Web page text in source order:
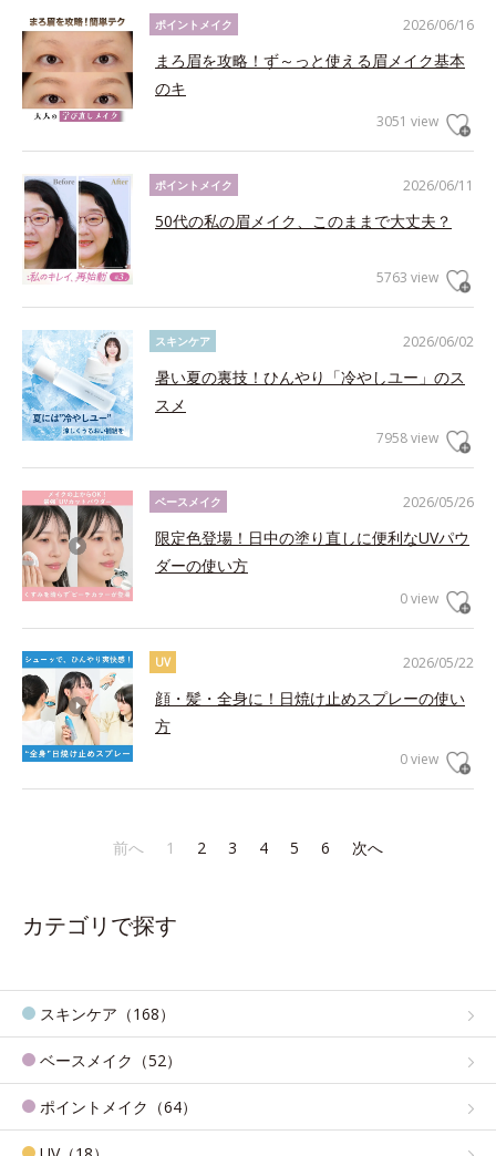
2026/06/16
ポイントメイク
まろ眉を攻略！ず～っと使える眉メイク基本
のキ
3051 view
2026/06/11
ポイントメイク
50代の私の眉メイク、このままで大丈夫？
5763 view
2026/06/02
スキンケア
暑い夏の裏技！ひんやり「冷やしユー」のス
スメ
7958 view
2026/05/26
ベースメイク
限定色登場！日中の塗り直しに便利なUVパウ
ダーの使い方
0 view
2026/05/22
UV
顔・髪・全身に！日焼け止めスプレーの使い
方
0 view
前へ 1 2 3 4 5 6 次へ
カテゴリで探す
スキンケア（168）
ベースメイク（52）
ポイントメイク（64）